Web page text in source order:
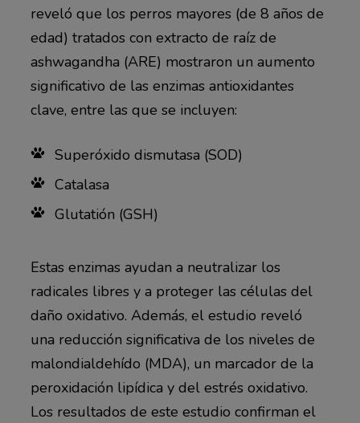
reveló que los perros mayores (de 8 años de
edad) tratados con extracto de raíz de
ashwagandha (ARE) mostraron un aumento
significativo de las enzimas antioxidantes
clave, entre las que se incluyen:
Superóxido dismutasa (SOD)
Catalasa
Glutatión (GSH)
Estas enzimas ayudan a neutralizar los
radicales libres y a proteger las células del
daño oxidativo. Además, el estudio reveló
una reducción significativa de los niveles de
malondialdehído (MDA), un marcador de la
peroxidación lipídica y del estrés oxidativo.
Los resultados de este estudio confirman el